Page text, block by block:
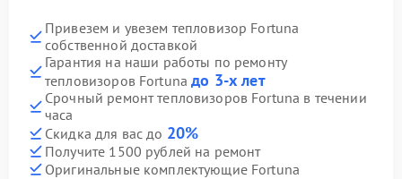
Привезем и увезем тепловизор Fortuna
собственной доставкой
Гарантия на наши работы по ремонту
тепловизоров Fortunaдо 3-х лет
Срочный ремонт тепловизоров Fortuna в течении
часа
Скидка для вас до 20%
Получите 1500 рублей на ремонт
Оригинальные комплектующие Fortuna